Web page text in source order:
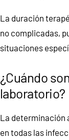
La duración
no complicadas,
situaciones
¿Cuándo
laboratorio?
La determinación
en todas las